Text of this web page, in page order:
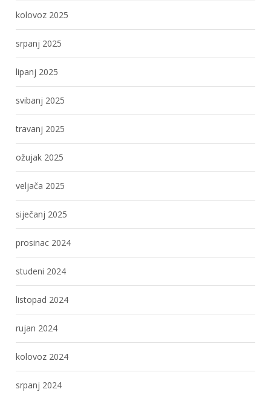
kolovoz 2025
srpanj 2025
lipanj 2025
svibanj 2025
travanj 2025
ožujak 2025
veljača 2025
siječanj 2025
prosinac 2024
studeni 2024
listopad 2024
rujan 2024
kolovoz 2024
srpanj 2024